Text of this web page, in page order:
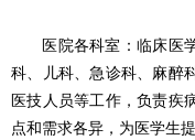
医院各科室：临床医学
科、儿科、急诊科、麻醉
医技人员等工作，负责疾
点和需求各异，为医学生